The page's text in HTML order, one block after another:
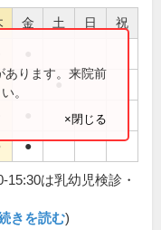
金 土 日 祝
●
●
あります。来院前
。
×閉じる
は乳幼児検診・
きを読む)